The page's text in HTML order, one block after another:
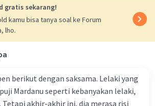
Iklan
gratis sekarang!
kamu bisa tanya soal ke Forum
lho.
dengan saksama. Lelaki yang
lelaki,
Tetapi akhir-akhir ini, dia merasa risi